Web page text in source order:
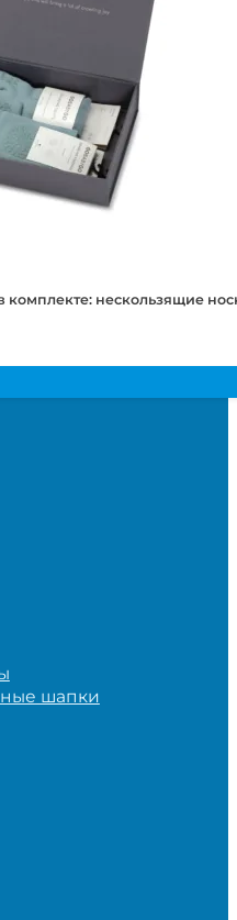
комплекте: нескользящие
шапки